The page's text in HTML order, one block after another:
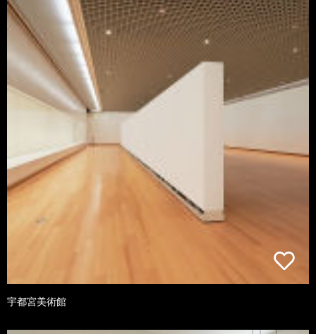
宇都宮美術館